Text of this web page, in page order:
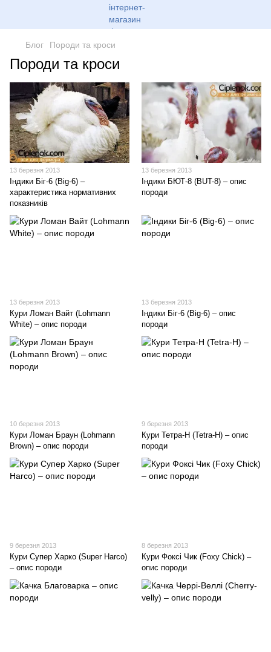
Блог Породи та кроси
Породи та кроси
13 березня 2013
Індики Біг-6 (Big-6) –
характеристика нормативних
показників
13 березня 2013
Індики БЮТ-8 (BUT-8) – опис
породи
13 березня 2013
Кури Ломан Вайт (Lohmann
White) – опис породи
13 березня 2013
Індики Біг-6 (Big-6) – опис
породи
10 березня 2013
Кури Ломан Браун (Lohmann
Brown) – опис породи
9 березня 2013
Кури Тетра-Н (Tetra-H) – опис
породи
9 березня 2013
Кури Супер Харко (Super Harco)
– опис породи
8 березня 2013
Кури Фоксі Чик (Foxy Chick) –
опис породи